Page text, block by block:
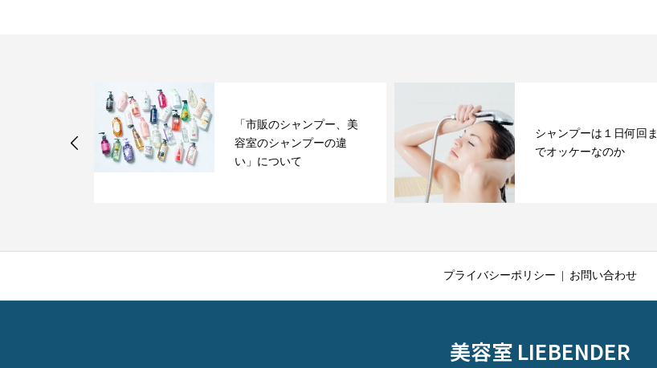
「市販のシャンプー、美
容室のシャンプーの違
い」について
シャンプーは１日何回ま
でオッケーなのか
プライバシーポリシー お問い合わせ
美容室 LIEBENDER